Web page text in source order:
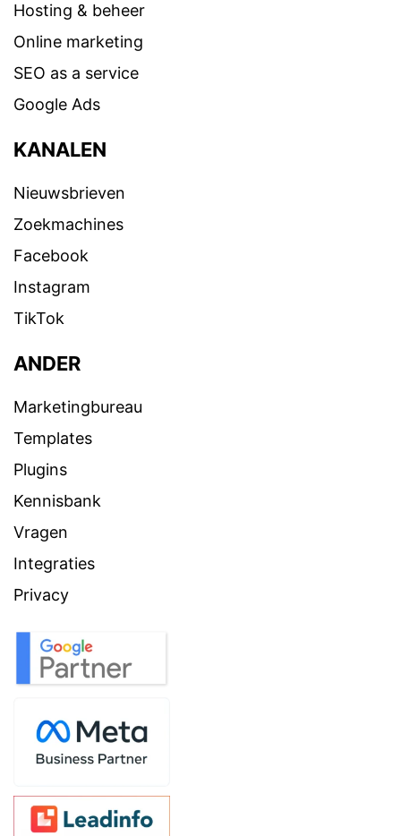
Hosting & beheer
Online marketing
SEO as a service
Google Ads
KANALEN
Nieuwsbrieven
Zoekmachines
Facebook
Instagram
TikTok
ANDER
Marketingbureau
Templates
Plugins
Kennisbank
Vragen
Integraties
Privacy